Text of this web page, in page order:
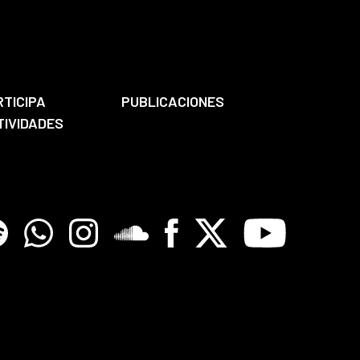
PUBLICACIONES
WhatsappInstagramSoundcloreFacebook
X Youtube